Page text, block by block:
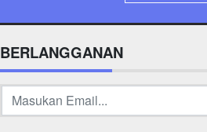
BERLANGGANAN